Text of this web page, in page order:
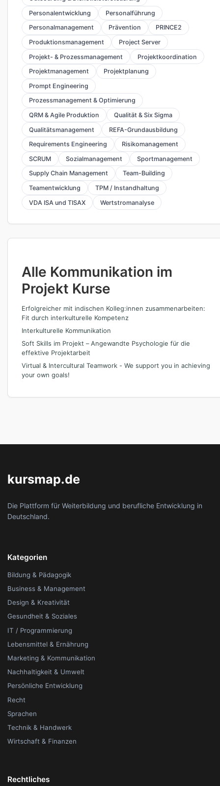
Personalentwicklung
Personalführung
Personalmanagement
Prävention
PRINCE2
Produktionsmanagement
Project Server
Projekt- & Prozessmanagement
Projektkoordination
Projektmanagement
Projektplanung
Prompt Engineering
Prozessmanagement & Optimierung
QRM & Agile Produktion
Qualität & Six Sigma
Qualitätsmanagement
REFA-Grundausbildung
Requirements Engineering
Risikomanagement
SCRUM
Sozialmanagement
Sportmanagement
Supply Chain Management
Team-Building
Teamentwicklung
TPM / Instandhaltung
VDA ISA und TISAX
Wertstromanalyse
Alle Kommunikation im
Projekt Kurse
Erfolgreicher mit indischen Kolleg:innen zusammenarbeiten:
Fit durch interkulturelle Kompetenz
Interkulturelle Kommunikation
Soft Skills im Projekt – Angewandte Psychologie für die
effektive Projektarbeit
Virtual & Intercultural Teamwork - We support you in achieving
your own goals!
kursmap.de
Die Plattform für Weiterbildung und berufliche Entwicklung in
Deutschland.
Kategorien
Bildung & Pädagogik
Business & Management
Design & Kreativität
Gesundheit & Soziales
IT / Programmierung
Lebensmittel & Ernährung
Marketing & Kommunikation
Nachhaltigkeit & Umwelt
Persönliche Entwicklung
Recht
Sprachen
Technik & Handwerk
Wirtschaft & Finanzen
Rechtliches